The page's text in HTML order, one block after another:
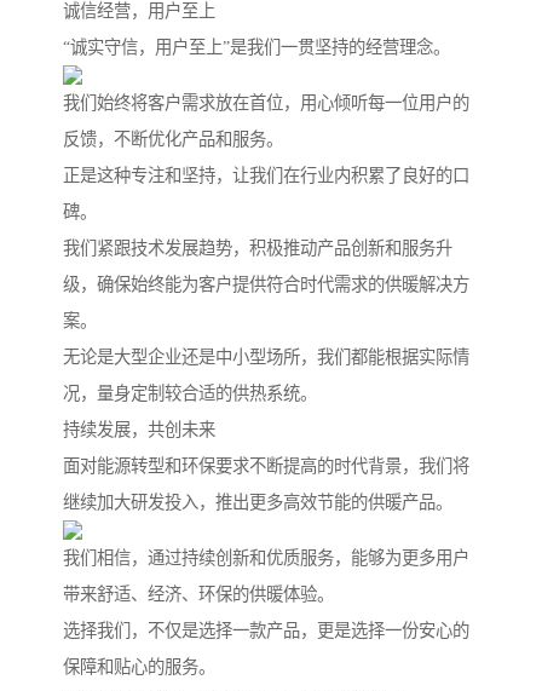
诚信经营，用户至上
“诚实守信，用户至上”是我们一贯坚持的经营理念。
我们始终将客户需求放在首位，用心倾听每一位用户的
反馈，不断优化产品和服务。
正是这种专注和坚持，让我们在行业内积累了良好的口
碑。
我们紧跟技术发展趋势，积极推动产品创新和服务升
级，确保始终能为客户提供符合时代需求的供暖解决方
案。
无论是大型企业还是中小型场所，我们都能根据实际情
况，量身定制较合适的供热系统。
持续发展，共创未来
面对能源转型和环保要求不断提高的时代背景，我们将
继续加大研发投入，推出更多高效节能的供暖产品。
我们相信，通过持续创新和优质服务，能够为更多用户
带来舒适、经济、环保的供暖体验。
选择我们，不仅是选择一款产品，更是选择一份安心的
保障和贴心的服务。